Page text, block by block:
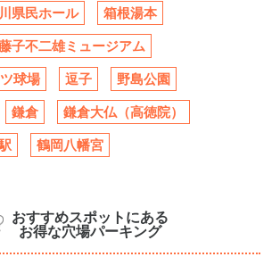
県民ホール 箱根湯本
子不二雄ミュージアム
球場 逗子 野島公園
鎌倉 鎌倉大仏（高徳院）
鶴岡八幡宮
おすすめスポットにある
お得な穴場パーキング